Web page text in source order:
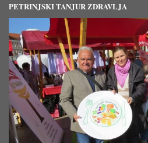
PETRINJSKI TANJUR ZDRAVLJA